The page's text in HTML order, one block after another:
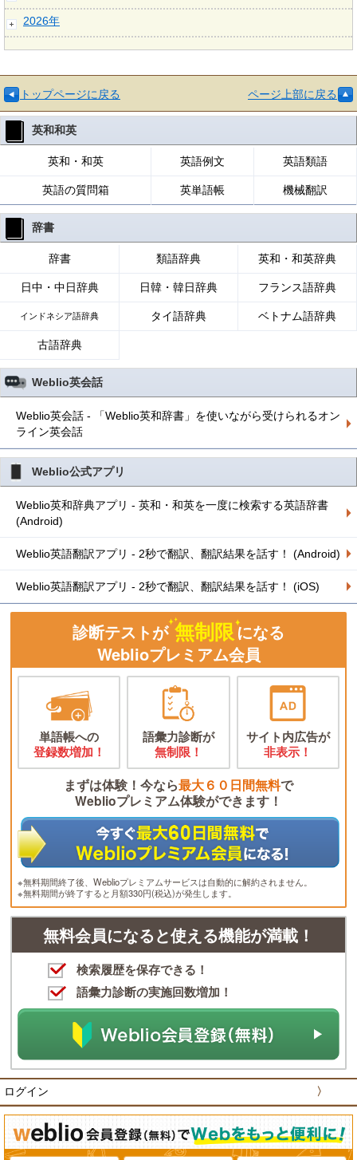
2026年
トップページに戻る ページ上部に戻る
英和和英
英和・和英 英語例文 英語類語
英語の質問箱 英単語帳 機械翻訳
辞書
辞書 類語辞典 英和・和英辞典
日中・中日辞典 日韓・韓日辞典 フランス語辞典
インドネシア語辞典 タイ語辞典 ベトナム語辞典
古語辞典
Weblio英会話
Weblio英会話 - 「Weblio英和辞書」を使いながら受けられるオン
ライン英会話
Weblio公式アプリ
Weblio英和辞典アプリ - 英和・和英を一度に検索する英語辞書
(Android)
Weblio英語翻訳アプリ - 2秒で翻訳、翻訳結果を話す！ (Android)
Weblio英語翻訳アプリ - 2秒で翻訳、翻訳結果を話す！ (iOS)
診断テストが 無制限になる
Weblioプレミアム会員
単語帳への
登録数増加！
語彙力診断が
無制限！
サイト内広告が
非表示！
まずは体験！今なら最大６０日間無料で
Weblioプレミアム体験ができます！
※無料期間終了後、Weblioプレミアムサービスは自動的に解約されません。
※無料期間が終了すると月額330円(税込)が発生します。
無料会員になると使える機能が満載！
検索履歴を保存できる！
語彙力診断の実施回数増加！
ログイン 〉